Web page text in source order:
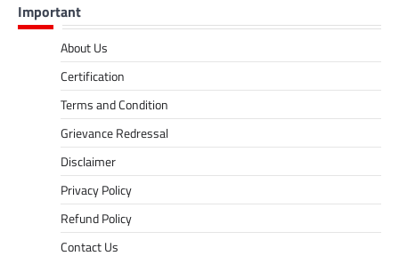
Important
About Us
Certification
Terms and Condition
Grievance Redressal
Disclaimer
Privacy Policy
Refund Policy
Contact Us